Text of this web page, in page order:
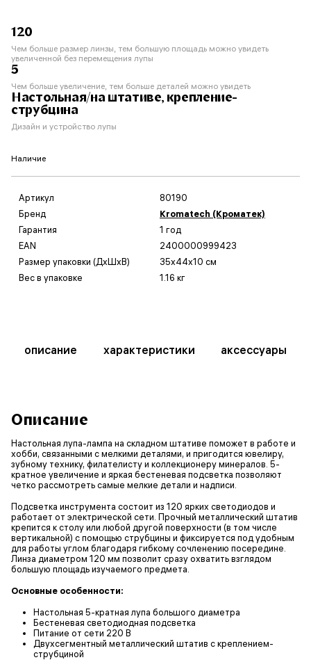
120
Чем больше размер линзы, тем большую площадь можно увидеть
увеличенной без перемещения лупы
5
Чем больше увеличение, тем больше деталей можно увидеть
Настольная/на штативе, крепление-
струбцина
Дизайн и устройство лупы
Наличие
Артикул
80190
Бренд
Kromatech (Кроматек)
Гарантия
1 год
EAN
2400000999423
Размер упаковки (ДxШxВ)
35x44x10 см
Вес в упаковке
1.16 кг
описание характеристики аксессуары
Описание
Настольная лупа-лампа на складном штативе поможет в работе и
хобби, связанными с мелкими деталями, и пригодится ювелиру,
зубному технику, филателисту и коллекционеру минералов. 5-
кратное увеличение и яркая бестеневая подсветка позволяют
четко рассмотреть самые мелкие детали и надписи.
Подсветка инструмента состоит из 120 ярких светодиодов и
работает от электрической сети. Прочный металлический штатив
крепится к столу или любой другой поверхности (в том числе
вертикальной) с помощью струбцины и фиксируется под удобным
для работы углом благодаря гибкому сочленению посередине.
Линза диаметром 120 мм позволит сразу охватить взглядом
большую площадь изучаемого предмета.
Основные особенности:
Настольная 5-кратная лупа большого диаметра
Бестеневая светодиодная подсветка
Питание от сети 220 В
Двухсегментный металлический штатив с креплением-
струбциной